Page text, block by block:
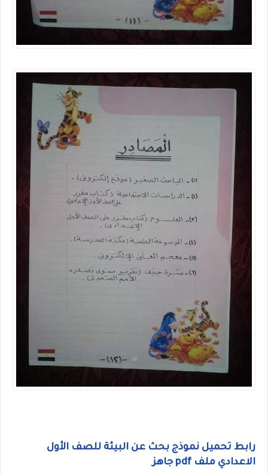
رابط تحميل نموذج بحث عن البيئة للصف الأول
الاعدادي ملف pdf جاهز